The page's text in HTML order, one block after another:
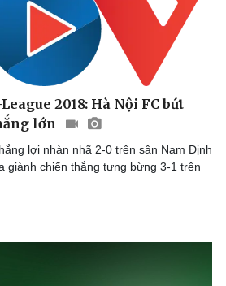
2018: Hà Nội FC bứt
lớn
lợi nhàn nhã 2-0 trên sân Nam Định
giành chiến thắng tưng bừng 3-1 trên